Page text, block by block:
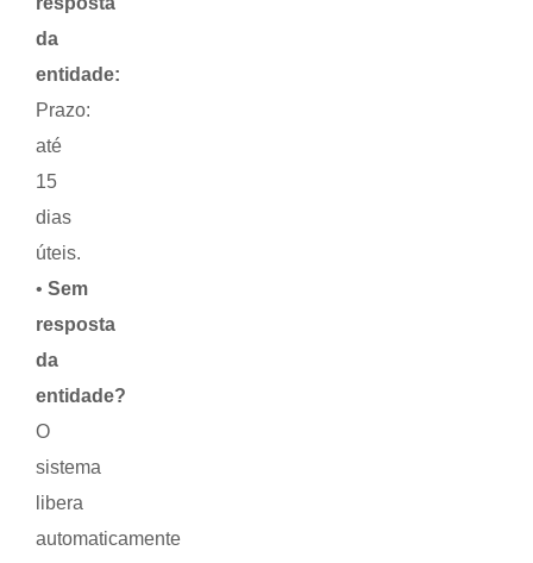
da
entidade:
Prazo:
até
15
dias
úteis.
• Sem
resposta
da
entidade?
O
sistema
libera
automaticamente